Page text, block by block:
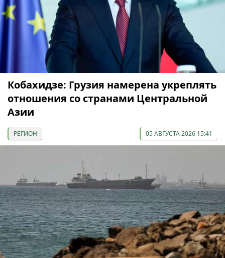
Кобахидзе: Грузия намерена укреплять
отношения со странами Центральной
Азии
РЕГИОН 05 АВГУСТА 2026 15:41